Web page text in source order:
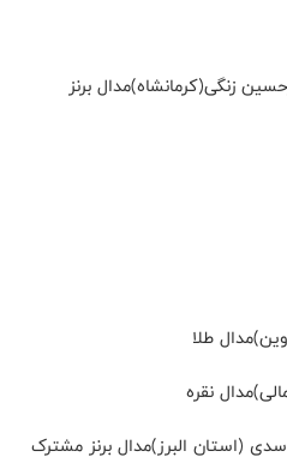
زنگی(کرمانشاه)مدال برنز
طلا
نقره
(استان البرز)مدال برنز مشترک